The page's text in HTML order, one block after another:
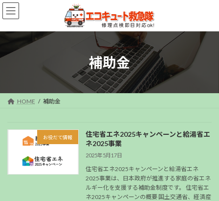
コ
ン
ン
へ
プ
ナ
ビ
ー
ョ
動
補助金
HOME 補助金
お役だて情報
住宅省エネ2025キャンペーンと給湯省エ
ネ2025事業
2025年5月17日
住宅省エネ2025キャンペーンと給湯省エネ
2025事業は、日本政府が推進する家庭の省エネ
ルギー化を支援する補助金制度です。 住宅省エ
ネ2025キャンペーンの概要 国土交通省、経済産